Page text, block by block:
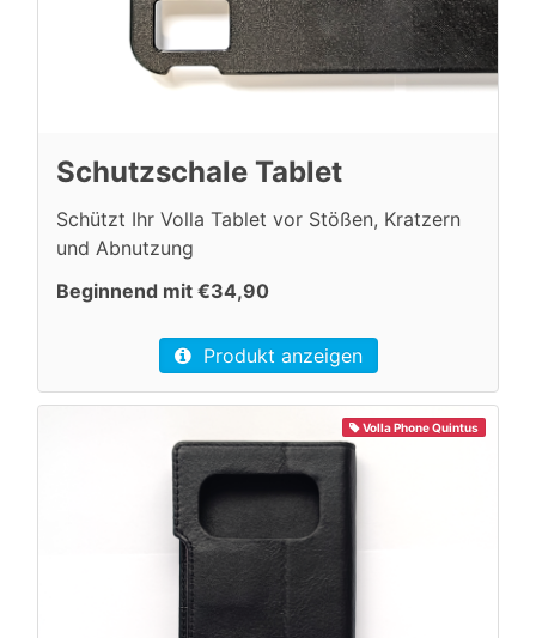
Schutzschale Tablet
Schützt Ihr Volla Tablet vor Stößen, Kratzern
und Abnutzung
Beginnend mit €34,90
Produkt anzeigen
Volla Phone Quintus